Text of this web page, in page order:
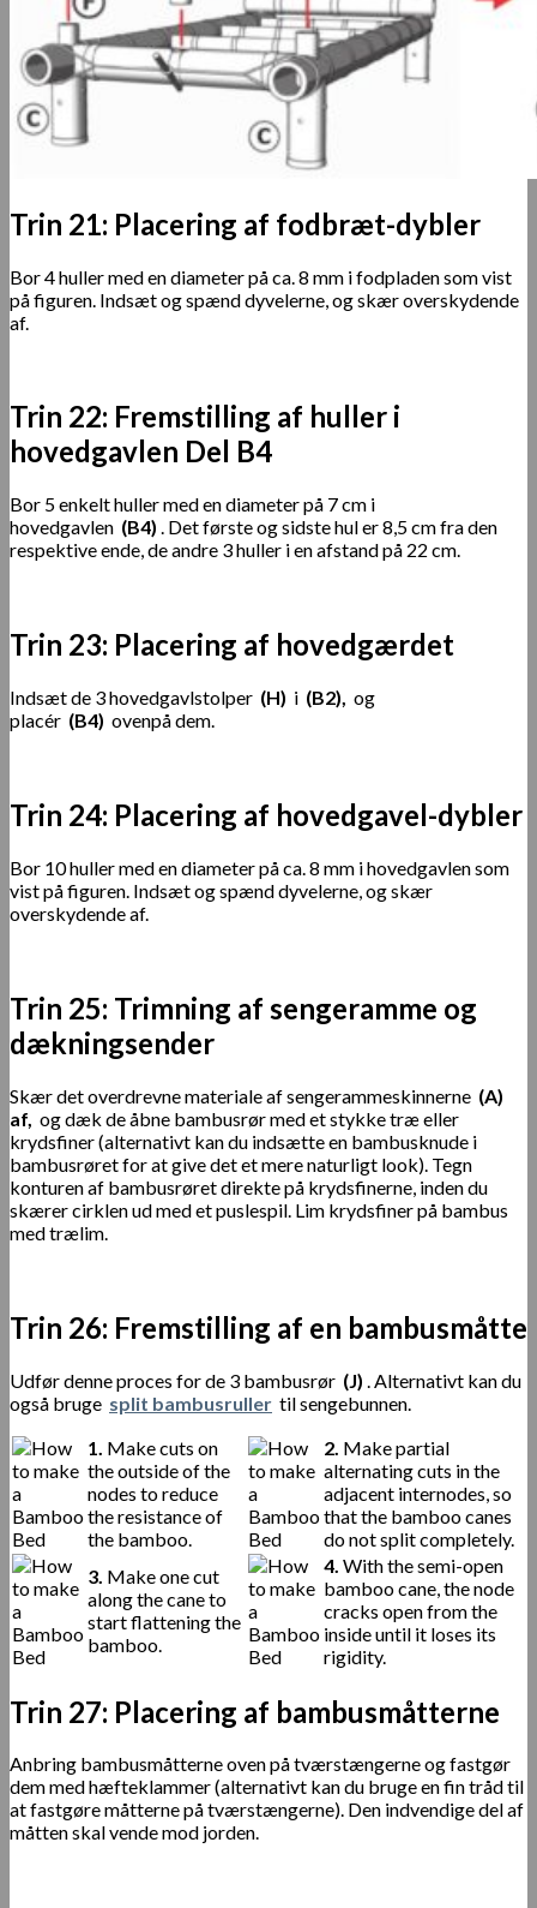
Trin 21: Placering af fodbræt-dybler
Bor 4 huller med en diameter på ca. 8 mm i fodpladen som vist
på figuren. Indsæt og spænd dyvelerne, og skær overskydende
af.
Trin 22: Fremstilling af huller i
hovedgavlen Del B4
Bor 5 enkelt huller med en diameter på 7 cm i
hovedgavlen (B4) . Det første og sidste hul er 8,5 cm fra den
respektive ende, de andre 3 huller i en afstand på 22 cm.
Trin 23: Placering af hovedgærdet
Indsæt de 3 hovedgavlstolper (H) i (B2), og
placér (B4) ovenpå dem.
Trin 24: Placering af hovedgavel-dybler
Bor 10 huller med en diameter på ca. 8 mm i hovedgavlen som
vist på figuren. Indsæt og spænd dyvelerne, og skær
overskydende af.
Trin 25: Trimning af sengeramme og
dækningsender
Skær det overdrevne materiale af sengerammeskinnerne (A)
af, og dæk de åbne bambusrør med et stykke træ eller
krydsfiner (alternativt kan du indsætte en bambusknude i
bambusrøret for at give det et mere naturligt look). Tegn
konturen af ​​bambusrøret direkte på krydsfinerne, inden du
skærer cirklen ud med et puslespil. Lim krydsfiner på bambus
med trælim.
Trin 26: Fremstilling af en bambusmåtte
Udfør denne proces for de 3 bambusrør (J) . Alternativt kan du
også bruge split bambusruller til sengebunnen.
1. Make cuts on
the outside of the
nodes to reduce
the resistance of
the bamboo.
2. Make partial
alternating cuts in the
adjacent internodes, so
that the bamboo canes
do not split completely.
3. Make one cut
along the cane to
start flattening the
bamboo.
4. With the semi-open
bamboo cane, the node
cracks open from the
inside until it loses its
rigidity.
Trin 27: Placering af bambusmåtterne
Anbring bambusmåtterne oven på tværstængerne og fastgør
dem med hæfteklammer (alternativt kan du bruge en fin tråd til
at fastgøre måtterne på tværstængerne). Den indvendige del af
måtten skal vende mod jorden.